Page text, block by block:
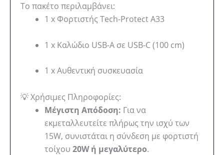
Το πακέτο περιλαμβάνει:
1 x Φορτιστής Tech-Protect A33
1 x Καλώδιο USB-A σε USB-C (100 cm)
1 x Αυθεντική συσκευασία
💡 Χρήσιμες Πληροφορίες:
Μέγιστη Απόδοση: Για να
εκμεταλλευτείτε πλήρως την ισχύ των
15W, συνιστάται η σύνδεση με φορτιστή
τοίχου 20W ή μεγαλύτερο.